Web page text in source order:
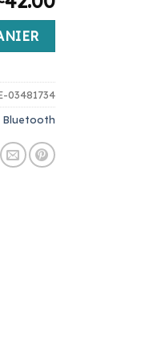
03481734
Bluetooth